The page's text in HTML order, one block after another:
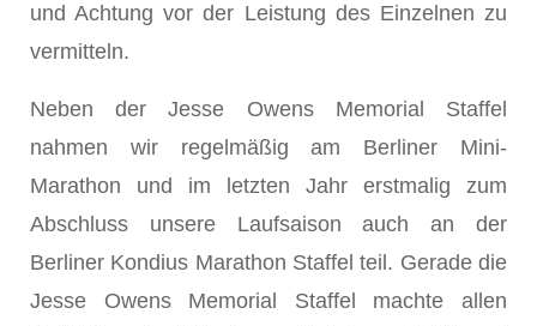
und Achtung vor der Leistung des Einzelnen zu
vermitteln.
Neben der Jesse Owens Memorial Staffel
nahmen wir regelmäßig am Berliner Mini-
Marathon und im letzten Jahr erstmalig zum
Abschluss unsere Laufsaison auch an der
Berliner Kondius Marathon Staffel teil. Gerade die
Jesse Owens Memorial Staffel machte allen